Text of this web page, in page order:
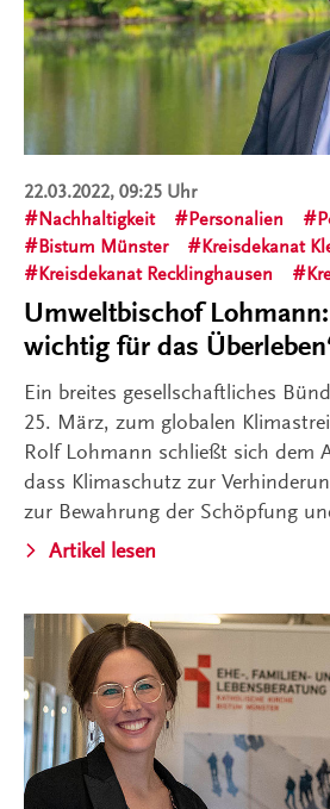
22.03.2022, 09:25 Uhr
Nachhaltigkeit
Personalien
Bistum Münster
Kreisdekanat
Kreisdekanat Recklinghausen
Umweltbischof
wichtig für das
Ein breites gesellschaftliches
25. März, zum globalen
Rolf Lohmann schließt sich dem
dass Klimaschutz zur
zur Bewahrung der Schöpfung
Artikel lesen